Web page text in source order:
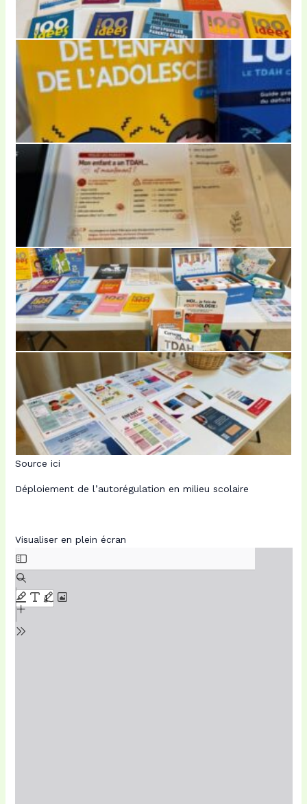
Source ici
Déploiement de l’autorégulation en milieu scolaire
Visualiser en plein écran